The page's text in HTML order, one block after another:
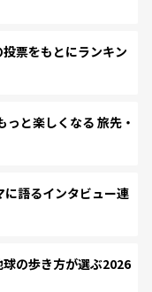
票をもとにランキン
と楽しくなる 旅先・
語るインタビュー連
の歩き方が選ぶ2026